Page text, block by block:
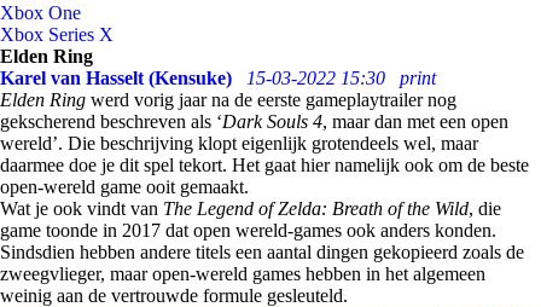
Xbox One
Xbox Series X
Elden Ring
Karel van Hasselt (Kensuke)
15-03-2022 15:30
print
Elden Ring werd vorig jaar na de eerste gameplaytrailer nog
gekscherend beschreven als ‘Dark Souls 4, maar dan met een open
wereld’. Die beschrijving klopt eigenlijk grotendeels wel, maar
daarmee doe je dit spel tekort. Het gaat hier namelijk ook om de beste
open-wereld game ooit gemaakt.
Wat je ook vindt van The Legend of Zelda: Breath of the Wild, die
game toonde in 2017 dat open wereld-games ook anders konden.
Sindsdien hebben andere titels een aantal dingen gekopieerd zoals de
zweegvlieger, maar open-wereld games hebben in het algemeen
weinig aan de vertrouwde formule gesleuteld.